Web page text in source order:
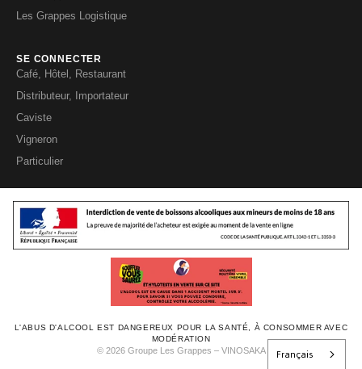
Les Grappes Logistique
SE CONNECTER
Café, Hôtel, Restaurant
Distributeur, Importateur
Caviste
Vigneron
Particulier
L'ABUS D'ALCOOL EST DANGEREUX POUR LA SANTÉ, À CONSOMMER AVEC
MODÉRATION
© 2026 Groupe Les Grappes – VINOSAKA Français